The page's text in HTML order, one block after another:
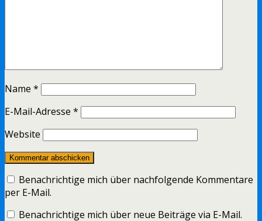
Name *
E-Mail-Adresse *
Website
Benachrichtige mich über nachfolgende Kommentare
per E-Mail.
Benachrichtige mich über neue Beiträge via E-Mail.